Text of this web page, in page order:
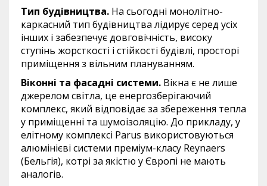
Тип будівництва. На сьогодні монолітно-
каркасний тип будівництва лідирує серед усіх
інших і забезпечує довговічність, високу
ступінь жорсткості і стійкості будівлі, просторі
приміщення з вільним плануванням.
Віконні та фасадні системи. Вікна є не лише
джерелом світла, це енергозберігаючий
комплекс, який відповідає за збереження тепла
у приміщенні та шумоізоляцію. До прикладу, у
елітному комплексі Parus використовуються
алюмінієві системи преміум-класу Reynaers
(Бельгія), котрі за якістю у Європі не мають
аналогів.